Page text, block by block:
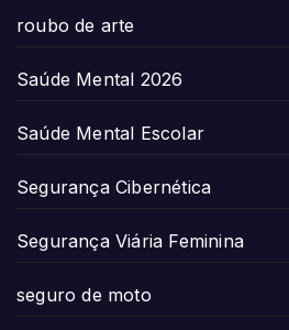
roubo de arte
Saúde Mental 2026
Saúde Mental Escolar
Segurança Cibernética
Segurança Viária Feminina
seguro de moto